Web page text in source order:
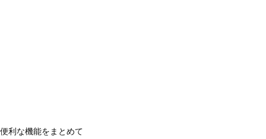
便利な機能をまとめて